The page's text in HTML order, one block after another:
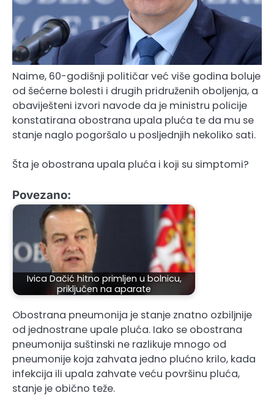
Naime, 60-godišnji političar već više godina boluje
od šećerne bolesti i drugih pridruženih oboljenja, a
obaviješteni izvori navode da je ministru policije
konstatirana obostrana upala pluća te da mu se
stanje naglo pogoršalo u posljednjih nekoliko sati.
Šta je obostrana upala pluća i koji su simptomi?
Povezano:
Ivica Dačić hitno primljen u bolnicu,
priključen na aparate
Obostrana pneumonija je stanje znatno ozbiljnije
od jednostrane upale pluća. Iako se obostrana
pneumonija suštinski ne razlikuje mnogo od
pneumonije koja zahvata jedno plućno krilo, kada
infekcija ili upala zahvate veću površinu pluća,
stanje je obično teže.